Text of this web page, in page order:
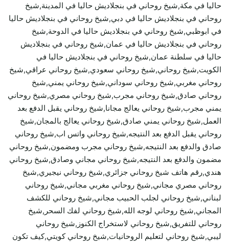
حاليا في مكة,شيخ روحاني في بنجلاديش حاليا في المدينة,شيخ
روحاني في بنجلاديش حاليا في دبي,شيخ روحاني في بنجلاديش حاليا
في ابوظبي,شيخ روحاني في بنجلاديش حاليا في الدوحة,شيخ
روحاني في بنجلاديش حاليا في عمان,شيخ روحاني في بنجلاديش
حاليا في سلطنة عمان,شيخ روحاني في بنجلاديش حاليا في
الكويت,شيخ روحاني,شيخ روحاني سعودي,شيخ روحاني عراقي,شيخ
روحاني مغربي,شيخ روحاني سوداني,شيخ روحاني يمني,شيخ
روحاني صادق,شيخ روحاني مجرب,شيخ روحاني مصري,شيخ روحاني
يمني مجرب,شيخ روحاني يعالج مجانا,شيخ روحاني يقبل الدفع بعد
العمل,شيخ روحاني يمني صادق,شيخ روحاني يعالج بالمجان,شيخ
روحاني يقبل الدفع بعد النتيجه,شيخ روحاني واتس اب,شيخ روحاني
صادق والدفع بعد النتيجه,شيخ روحاني مجرب ومضمون,شيخ روحاني
مضمون والدفع بعد النتيجه,شيخ روحاني مجاني وصادق,شيخ روحاني
هندي,رقم هاتف شيخ روحاني جزائري,شيخ روحاني نيجيري,شيخ
روحاني مصري مجاني,شيخ روحاني مغربي مجاني,شيخ روحاني
لبناني,شيخ روحاني لجلب الحبيب مجاني,شيخ روحاني للكشف
المجاني,شيخ روحاني لوجه الله,شيخ روحاني لفك السحر,شيخ
روحاني للتفريق,شيخ روحاني لاستخراج الكنوز,شيخ روحاني
ليبي,شيخ روحاني لتعليم الروحانيات,شيخ روحاني كويتي,كيف تكون